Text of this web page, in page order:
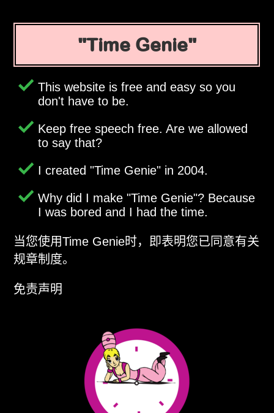
Time Genie
This website is free and easy so you
don't have to be.
Keep free speech free. Are we allowed
to say that?
I created Time Genie in 2004.
Why did I make Time Genie ? Because
I was bored and I had the time.
当您使用Time Genie时，即表明您已同意有关
规章制度。
免责声明